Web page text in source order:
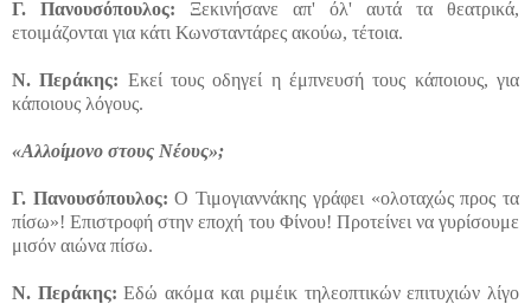
Γ. Πανουσόπουλος: Ξεκινήσανε απ' όλ' αυτά τα θεατρικά,
ετοιμάζονται για κάτι Κωνσταντάρες ακούω, τέτοια.
Ν. Περάκης: Εκεί τους οδηγεί η έμπνευσή τους κάποιους, για
κάποιους λόγους.
«Αλλοίμονο στους Νέους»;
Γ. Πανουσόπουλος: Ο Τιμογιαννάκης γράφει «ολοταχώς προς τα
πίσω»! Επιστροφή στην εποχή του Φίνου! Προτείνει να γυρίσουμε
μισόν αιώνα πίσω.
Ν. Περάκης: Εδώ ακόμα και ριμέικ τηλεοπτικών επιτυχιών λίγο